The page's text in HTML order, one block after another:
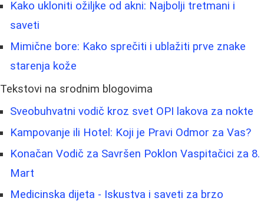
Kako ukloniti ožiljke od akni: Najbolji tretmani i
saveti
Mimične bore: Kako sprečiti i ublažiti prve znake
starenja kože
Tekstovi na srodnim blogovima
Sveobuhvatni vodič kroz svet OPI lakova za nokte
Kampovanje ili Hotel: Koji je Pravi Odmor za Vas?
Konačan Vodič za Savršen Poklon Vaspitačici za 8.
Mart
Medicinska dijeta - Iskustva i saveti za brzo